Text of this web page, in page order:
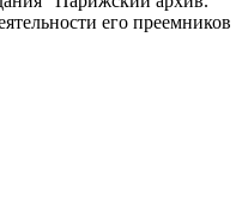
его преемников